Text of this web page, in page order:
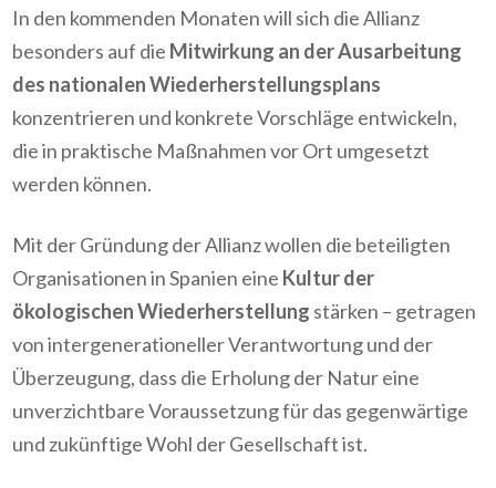
In den kommenden Monaten will sich die Allianz
besonders auf die Mitwirkung an der Ausarbeitung
des nationalen Wiederherstellungsplans
konzentrieren und konkrete Vorschläge entwickeln,
die in praktische Maßnahmen vor Ort umgesetzt
werden können.
Mit der Gründung der Allianz wollen die beteiligten
Organisationen in Spanien eine Kultur der
ökologischen Wiederherstellung stärken – getragen
von intergenerationeller Verantwortung und der
Überzeugung, dass die Erholung der Natur eine
unverzichtbare Voraussetzung für das gegenwärtige
und zukünftige Wohl der Gesellschaft ist.